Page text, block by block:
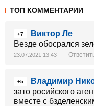
ТОП КОММЕНТАРИИ
+7
Виктор Ле
Везде обосрался
23.07.2021 13:43
+5
Владимир
зато росийского
вместе с